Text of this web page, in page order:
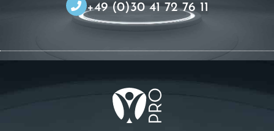
+49 (0)30 41 72 76 11